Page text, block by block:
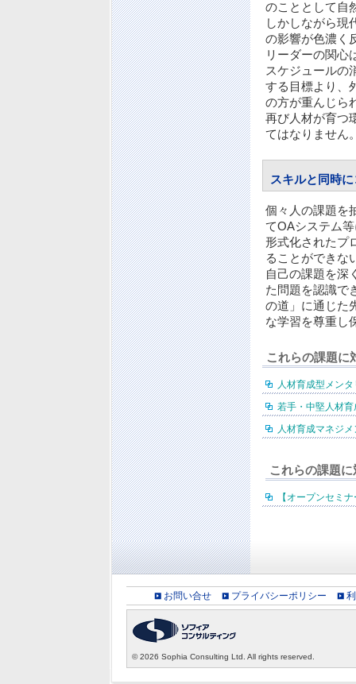
のこととして自
しかしながら現
の影響が色濃く
リーダーの関心
スケジュールの
する目標より、
の方が重んじら
再び人材が育つ
てはなりません
スキルと同時
個々人の課題を
てOAシステム
形式化されたプ
ることができな
自己の課題を深
た問題を認識で
の道」に通じた
な学習を尊重し
これらの課題に
人材育成型メン
若手・中堅人材育
人材育成マネジ
これらの課題
【オープンセミ
お問い合せ プライバシーポリシー
©2026 Sophia Consulting Ltd. All rights reserved.